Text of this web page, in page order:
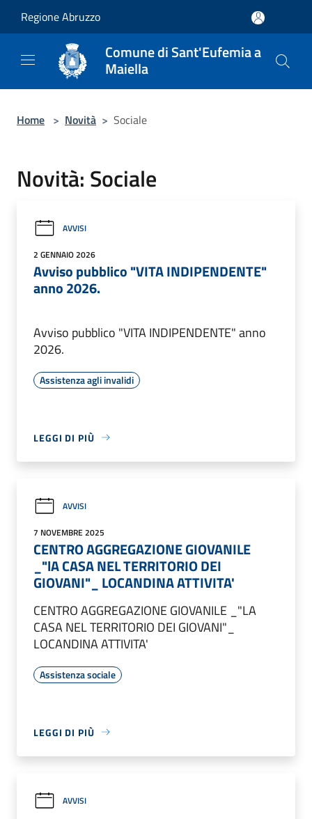
Regione Abruzzo
Comune di Sant'Eufemia a
Maiella
Home > Novità > Sociale
Novità: Sociale
AVVISI
2 GENNAIO 2026
Avviso pubblico "VITA INDIPENDENTE"
anno 2026.
Avviso pubblico "VITA INDIPENDENTE" anno
2026.
Assistenza agli invalidi
LEGGI DI PIÙ
AVVISI
7 NOVEMBRE 2025
CENTRO AGGREGAZIONE GIOVANILE
_"lA CASA NEL TERRITORIO DEI
GIOVANI"_ LOCANDINA ATTIVITA'
CENTRO AGGREGAZIONE GIOVANILE _"LA
CASA NEL TERRITORIO DEI GIOVANI"_
LOCANDINA ATTIVITA'
Assistenza sociale
LEGGI DI PIÙ
AVVISI